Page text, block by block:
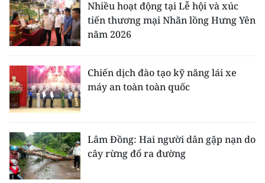
Nhiều hoạt động tại Lễ hội và xúc
tiến thương mại Nhãn lồng Hưng Yên
năm 2026
Chiến dịch đào tạo kỹ năng lái xe
máy an toàn toàn quốc
Lâm Đồng: Hai người dân gặp nạn do
cây rừng đổ ra đường